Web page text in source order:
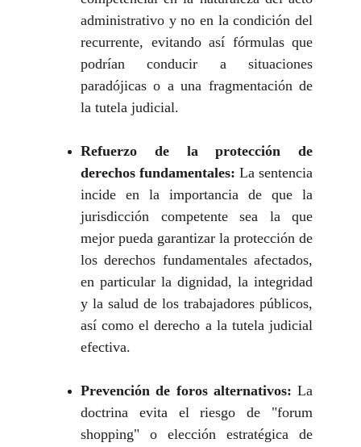
administrativo y no en la condición del
recurrente, evitando así fórmulas que
podrían conducir a situaciones
paradójicas o a una fragmentación de
la tutela judicial.
Refuerzo de la protección de
derechos fundamentales: La sentencia
incide en la importancia de que la
jurisdicción competente sea la que
mejor pueda garantizar la protección de
los derechos fundamentales afectados,
en particular la dignidad, la integridad
y la salud de los trabajadores públicos,
así como el derecho a la tutela judicial
efectiva.
Prevención de foros alternativos: La
doctrina evita el riesgo de "forum
shopping" o elección estratégica de